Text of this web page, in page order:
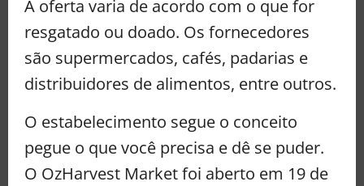
A oferta varia de acordo com o que for
resgatado ou doado. Os fornecedores
são supermercados, cafés, padarias e
distribuidores de alimentos, entre outros.
O estabelecimento segue o conceito
pegue o que você precisa e dê se puder.
O OzHarvest Market foi aberto em 19 de